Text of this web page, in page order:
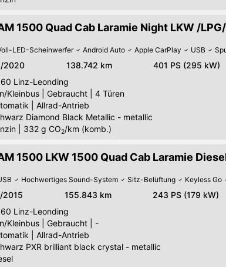
1500 Quad Cab Laramie Night LKW /
LED-Scheinwerfer Android Auto Apple CarPlay USB
2020 138.742 km 401 PS (295 kW)
Linz-Leonding
Kleinbus
Gebraucht
4 Türen
Allrad-Antrieb
Diamond Black Metallic - metallic
332 g CO2/km (komb.)
1500 LKW 1500 Quad Cab Laramie
Hochwertiges Sound-System Sitz-Belüftung Keyless Go
2015 155.843 km 243 PS (179 kW)
Linz-Leonding
Kleinbus
Gebraucht
-
Allrad-Antrieb
PXR brilliant black crystal - metallic